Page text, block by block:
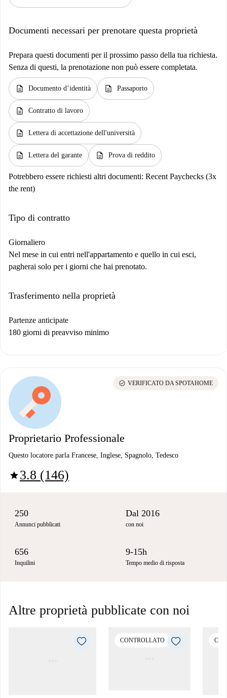
Documenti necessari per prenotare questa proprietà
Prepara questi documenti per il prossimo passo della tua richiesta.
Senza di questi, la prenotazione non può essere completata.
description Documento d’identità description Passaporto
description Contratto di lavoro
description Lettera di accettazione dell'università
description Lettera del garante description Prova di reddito
Potrebbero essere richiesti altri documenti: Recent Paychecks (3x
the rent)
Tipo di contratto
Giornaliero
Nel mese in cui entri nell'appartamento e quello in cui esci,
pagherai solo per i giorni che hai prenotato.
Trasferimento nella proprietà
Partenze anticipate
180 giorni di preavviso minimo
Proprietario Professionale
Questo locatore parla Francese, Inglese, Spagnolo, Tedesco
star3.8 (146)
check_circle VERIFICATO DA SPOTAHOME
250
Annunci pubblicati
Dal 2016
con noi
656
Inquilini
9-15h
Tempo medio di risposta
Altre proprietà pubblicate con noi
CONTROLLATO